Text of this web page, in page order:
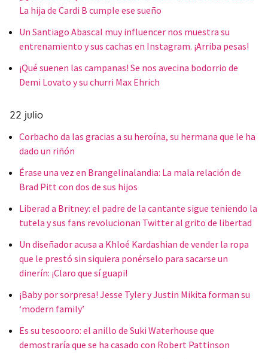
La hija de Cardi B cumple ese sueño
Un Santiago Abascal muy influencer nos muestra su
entrenamiento y sus cachas en Instagram. ¡Arriba pesas!
¡Qué suenen las campanas! Se nos avecina bodorrio de
Demi Lovato y su churri Max Ehrich
22 julio
Corbacho da las gracias a su heroína, su hermana que le ha
dado un riñón
Érase una vez en Brangelinalandia: La mala relación de
Brad Pitt con dos de sus hijos
Liberad a Britney: el padre de la cantante sigue teniendo la
tutela y sus fans revolucionan Twitter al grito de libertad
Un diseñador acusa a Khloé Kardashian de vender la ropa
que le prestó sin siquiera ponérselo para sacarse un
dinerín: ¡Claro que sí guapi!
¡Baby por sorpresa! Jesse Tyler y Justin Mikita forman su
‘modern family’
Es su tesoooro: el anillo de Suki Waterhouse que
demostraría que se ha casado con Robert Pattinson